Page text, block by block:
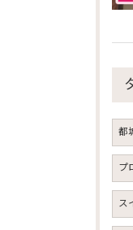
都
プ
ス